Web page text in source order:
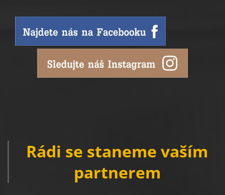
Rádi se staneme vaším
partnerem